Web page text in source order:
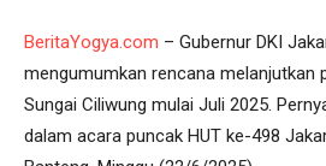
BeritaYogya.com – Gubernur DKI
mengumumkan rencana melanjutkan
Sungai Ciliwung mulai Juli 2025.
dalam acara puncak HUT ke-498